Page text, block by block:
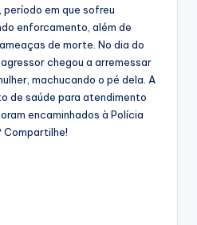
em que sofreu
enforcamento, além de
de morte. No dia do
chegou a arremessar
machucando o pé dela. A
de saúde para atendimento
encaminhados à Polícia
Compartilhe!